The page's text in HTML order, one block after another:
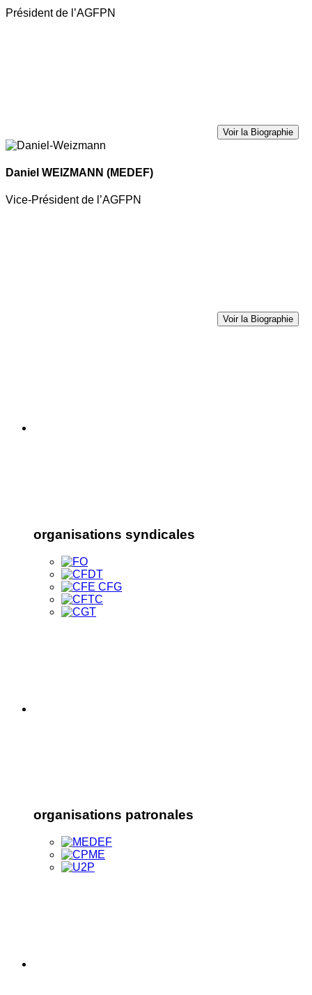
Président de l’AGFPN
Voir la Biographie
Daniel WEIZMANN (MEDEF)
Vice-Président de l’AGFPN
Voir la Biographie
organisations syndicales
organisations patronales